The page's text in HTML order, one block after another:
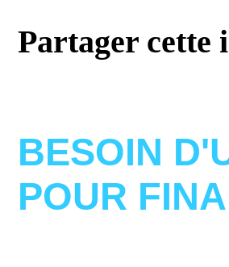
Partager cette
BESOIN
POUR